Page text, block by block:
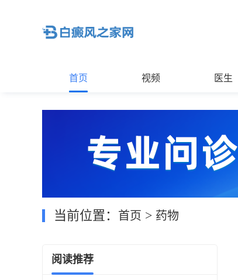
首页 视频 医生
当前位置： 首页 > 药物
阅读推荐